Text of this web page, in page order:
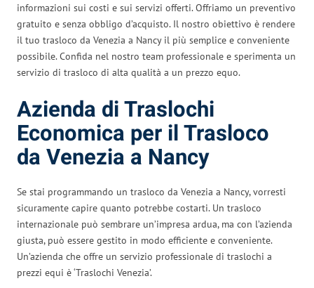
informazioni sui costi e sui servizi offerti. Offriamo un preventivo
gratuito e senza obbligo d’acquisto. Il nostro obiettivo è rendere
il tuo trasloco da Venezia a Nancy il più semplice e conveniente
possibile. Confida nel nostro team professionale e sperimenta un
servizio di trasloco di alta qualità a un prezzo equo.
Azienda di Traslochi
Economica per il Trasloco
da Venezia a Nancy
Se stai programmando un trasloco da Venezia a Nancy, vorresti
sicuramente capire quanto potrebbe costarti. Un trasloco
internazionale può sembrare un’impresa ardua, ma con l’azienda
giusta, può essere gestito in modo efficiente e conveniente.
Un’azienda che offre un servizio professionale di traslochi a
prezzi equi è ‘Traslochi Venezia’.